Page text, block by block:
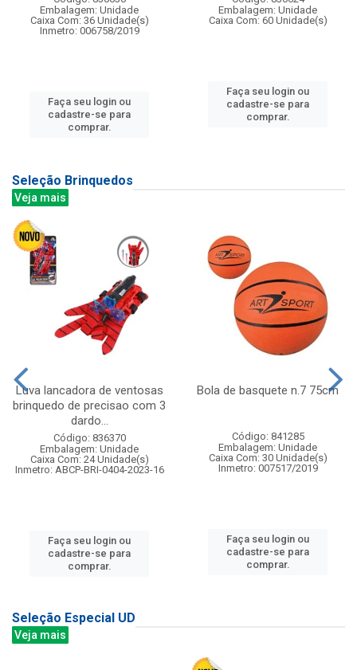
Embalagem: Unidade
Caixa Com: 36 Unidade(s)
Inmetro: 006758/2019
Faça seu login ou
cadastre-se para
comprar.
Embalagem: Unidade
Caixa Com: 60 Unidade(s)
Faça seu login ou
cadastre-se para
comprar.
Seleção Brinquedos
Veja mais
Luva lancadora de ventosas
brinquedo de precisao com 3
dardo...
Código: 836370
Embalagem: Unidade
Caixa Com: 24 Unidade(s)
Inmetro: ABCP-BRI-0404-2023-16
Faça seu login ou
cadastre-se para
comprar.
Bola de basquete n.7 75cm
Código: 841285
Embalagem: Unidade
Caixa Com: 30 Unidade(s)
Inmetro: 007517/2019
Faça seu login ou
cadastre-se para
comprar.
Seleção Especial UD
Veja mais